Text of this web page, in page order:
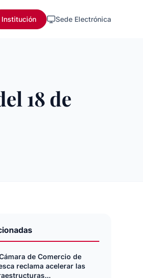
Institución Sede Electrónica
18 de
de Comercio de
reclama acelerar las